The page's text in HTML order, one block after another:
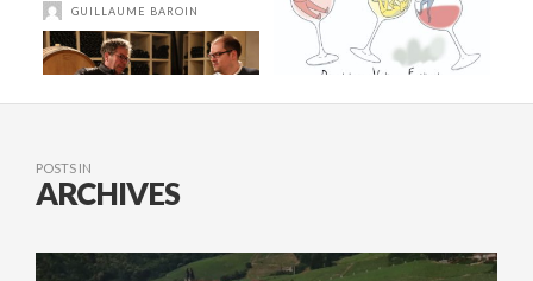
GUILLAUME BAROIN
POSTS IN
ARCHIVES